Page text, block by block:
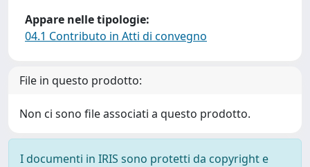
Appare nelle tipologie:
04.1 Contributo in Atti di convegno
File in questo prodotto:
Non ci sono file associati a questo prodotto.
I documenti in IRIS sono protetti da copyright e